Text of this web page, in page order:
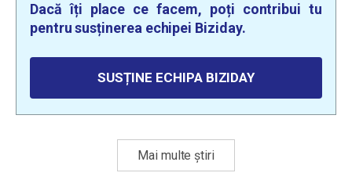
Dacă îți place ce facem, poți contribui tu
pentru susținerea echipei Biziday.
SUSȚINE ECHIPA BIZIDAY
Mai multe știri